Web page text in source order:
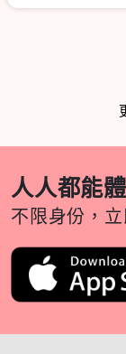
人人都能
不限身份，